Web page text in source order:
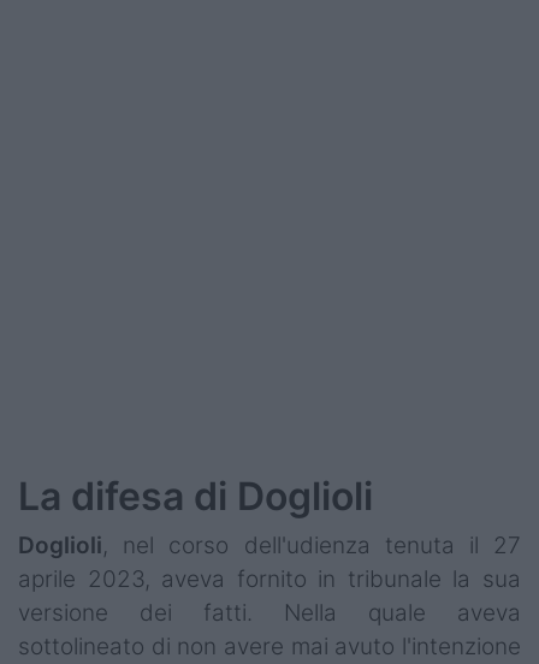
La difesa di Doglioli
Doglioli, nel corso dell'udienza tenuta il 27
aprile 2023, aveva fornito in tribunale la sua
versione dei fatti. Nella quale aveva
sottolineato di non avere mai avuto l'intenzione